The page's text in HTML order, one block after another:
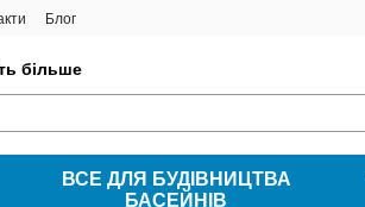
Блог
більше
ВСЕ ДЛЯ БУДІВНИЦТВА
БАСЕЙНІВ